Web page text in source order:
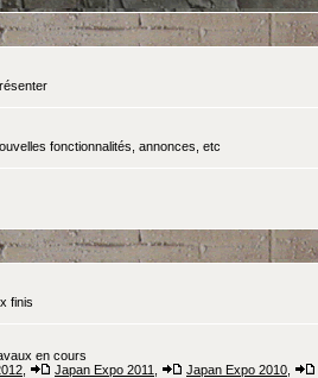
fonctionnalités, annonces, etc
finis
en cours
Japan Expo 2011 Japan Expo 2010